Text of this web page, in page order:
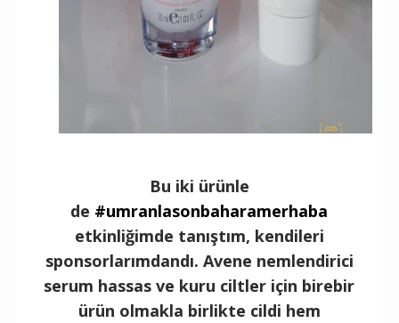
Bu iki ürünle
de #umranlasonbaharamerhaba
etkinliğimde tanıştım, kendileri
sponsorlarımdandı. Avene nemlendirici
serum hassas ve kuru ciltler için birebir
ürün olmakla birlikte cildi hem